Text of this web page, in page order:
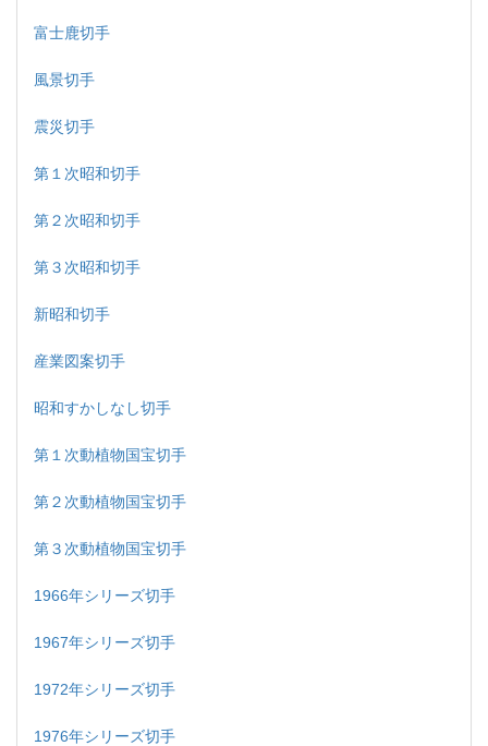
富士鹿切手
風景切手
震災切手
第１次昭和切手
第２次昭和切手
第３次昭和切手
新昭和切手
産業図案切手
昭和すかしなし切手
第１次動植物国宝切手
第２次動植物国宝切手
第３次動植物国宝切手
1966年シリーズ切手
1967年シリーズ切手
1972年シリーズ切手
1976年シリーズ切手